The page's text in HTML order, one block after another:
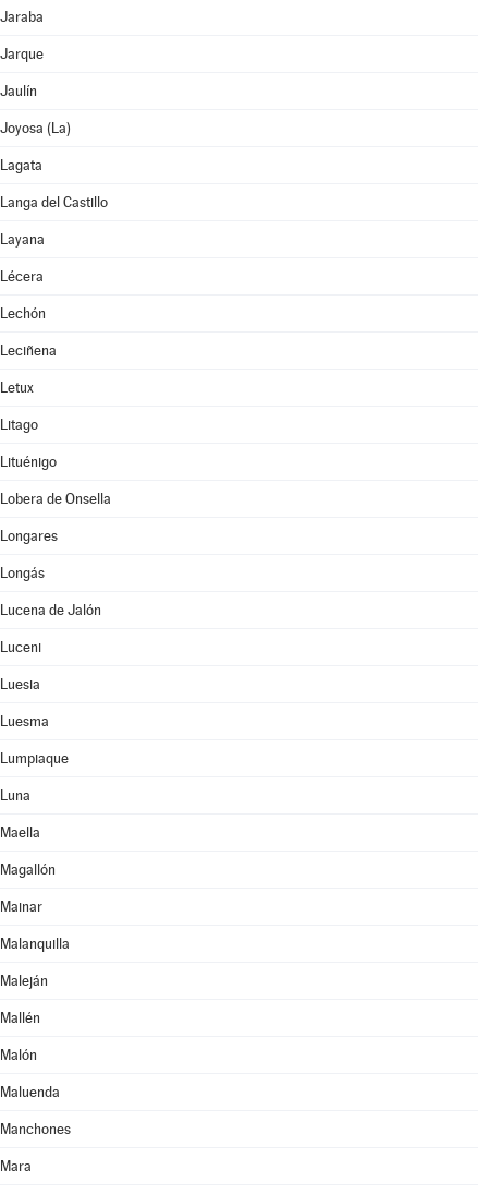
Jaraba
Jarque
Jaulín
Joyosa (La)
Lagata
Langa del Castillo
Layana
Lécera
Lechón
Leciñena
Letux
Litago
Lituénigo
Lobera de Onsella
Longares
Longás
Lucena de Jalón
Luceni
Luesia
Luesma
Lumpiaque
Luna
Maella
Magallón
Mainar
Malanquilla
Maleján
Mallén
Malón
Maluenda
Manchones
Mara